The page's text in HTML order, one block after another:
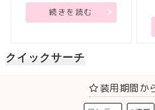
続きを読む
クイックサーチ
装用期間か